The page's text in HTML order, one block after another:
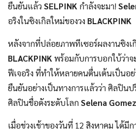
ยืนยันแล้วSELPINK กำลังจะมา!
อริงในซิงเกิลใหม่ของวง BLACKPINK
หลังจากที่ปล่อยภาพทีเซอร์ผลงานซิงเ
BLACKPINK พร้อมกับการบอกใบ้ว่า
ฟีเจอริง ที่ทำให้หลายคนตื่นเต้นเป็นอ
ยืนยันอย่างเป็นทางการแล้วว่า ศิลปิน
ศิลปินชื่อดังระดับโลกSelena
เมื่อช่วงเช้าของวันที่ 12 สิงหาคม ได้มี